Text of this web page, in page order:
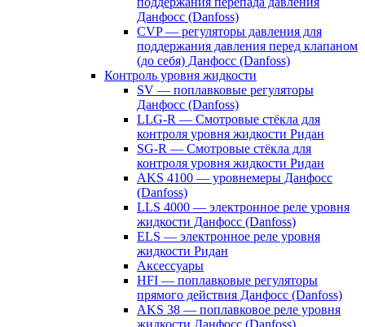
Данфосс (Danfoss)
CVP — регуляторы давления для
поддержания давления перед клапаном
(до себя) Данфосс (Danfoss)
Контроль уровня жидкости
SV — поплавковые регуляторы
Данфосс (Danfoss)
LLG-R — Смотровые стёкла для
контроля уровня жидкости Ридан
SG-R — Смотровые стёкла для
контроля уровня жидкости Ридан
AKS 4100 — уровнемеры Данфосс
(Danfoss)
LLS 4000 — электронное реле уровня
жидкости Данфосс (Danfoss)
ELS — электронное реле уровня
жидкости Ридан
Аксессуары
HFI — поплавковые регуляторы
прямого действия Данфосс (Danfoss)
AKS 38 — поплавковое реле уровня
жидкости Данфосс (Danfoss)